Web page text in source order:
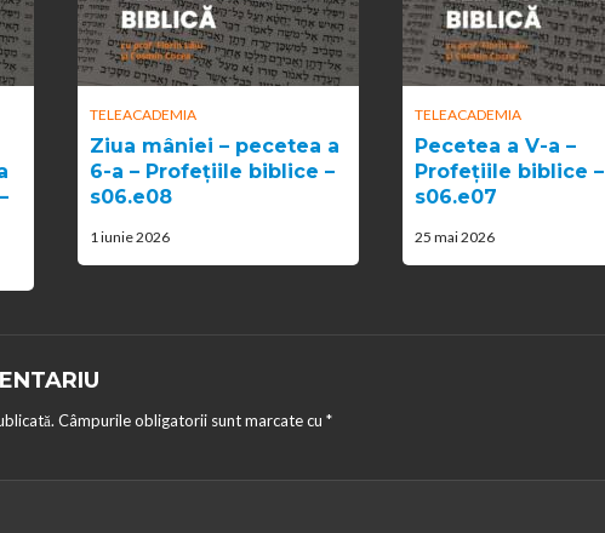
TELEACADEMIA
Ziua mâniei – pecetea a
6-a – Profețiile biblice –
s06.e08
1 iunie 2026
TELEACADEMIA
Pecetea a V-a –
Profețiile biblice –
s06.e07
25 mai 2026
Câmpurile obligatorii sunt marcate cu *